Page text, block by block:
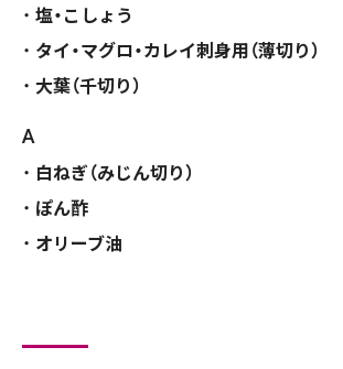
塩・こしょう
タイ・マグロ・カレイ刺身用（薄切り）
大葉（千切り）
A
白ねぎ（みじん切り）
ぽん酢
オリーブ油